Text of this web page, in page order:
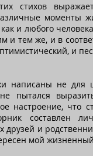
стихов
моменты
и любого
и тем же, и в
и
написаны не для
пытался
настроение, что
составлен
друзей и
мой